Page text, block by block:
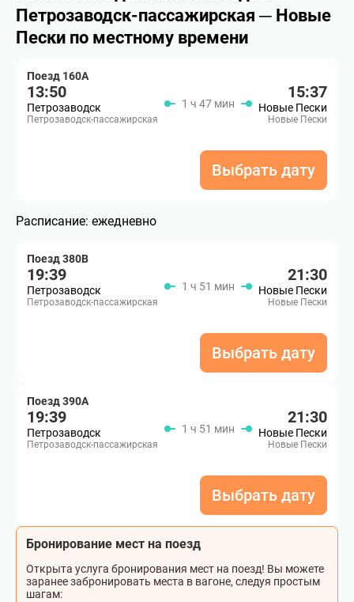
Петрозаводск-пассажирская ─ Новые
Пески по местному времени
Поезд 160А
13:50
Петрозаводск
Петрозаводск-пассажирская
1 ч 47 мин
15:37
Новые Пески
Новые Пески
Выбрать дату
Расписание: ежедневно
Поезд 380В
19:39
Петрозаводск
Петрозаводск-пассажирская
1 ч 51 мин
21:30
Новые Пески
Новые Пески
Выбрать дату
Поезд 390А
19:39
Петрозаводск
Петрозаводск-пассажирская
1 ч 51 мин
21:30
Новые Пески
Новые Пески
Выбрать дату
Бронирование мест на поезд
Открыта услуга бронирования мест на поезд! Вы можете
заранее забронировать места в вагоне, следуя простым
шагам: